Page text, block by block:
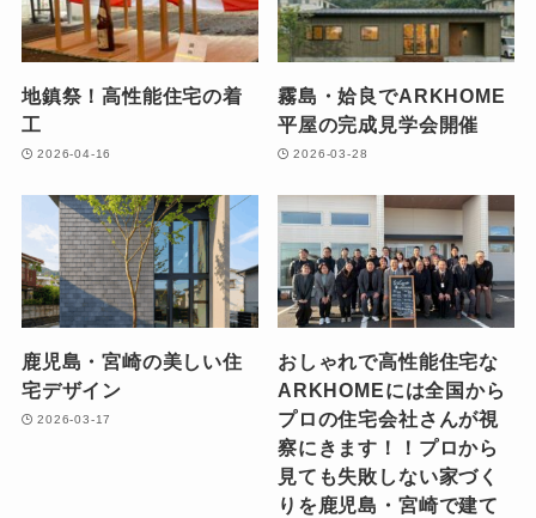
地鎮祭！高性能住宅の着
工
2026-04-16
霧島・姶良でARKHOME
平屋の完成見学会開催
2026-03-28
鹿児島・宮崎の美しい住
宅デザイン
2026-03-17
おしゃれで高性能住宅な
ARKHOMEには全国から
プロの住宅会社さんが視
察にきます！！プロから
見ても失敗しない家づく
りを鹿児島・宮崎で建て